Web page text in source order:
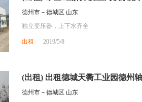
德州市－德城区 山东
独立变压器，上下水齐全
出租 2019/5/8
(出租) 出租德城天衢工业园德州
德州市－德城区 山东